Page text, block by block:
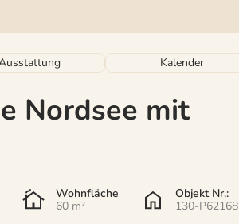
Kalender
Nordsee mit
Wohnfläche
60 m²
Objekt Nr.:
130-P62168